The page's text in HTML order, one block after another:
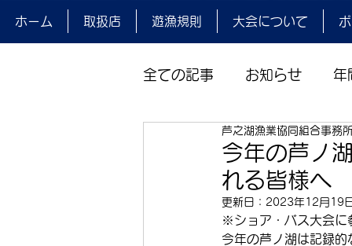
ホーム 取扱店 遊漁規則 大会について
全ての記事 お知らせ 年
今年の芦ノ
れる皆様へ
芦之湖漁業協同組合事務
更新日： 2023年12月19
※ショア・バス大会に
今年の芦ノ湖は記録